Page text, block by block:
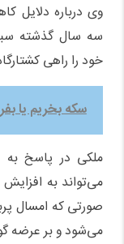
وی درباره دلایل
سه سال گذشته
خود را راهی
سکه بخریم یا
ملکی در پاسخ
می‌تواند به
صورتی که امسال
می‌شود و بر عرضه